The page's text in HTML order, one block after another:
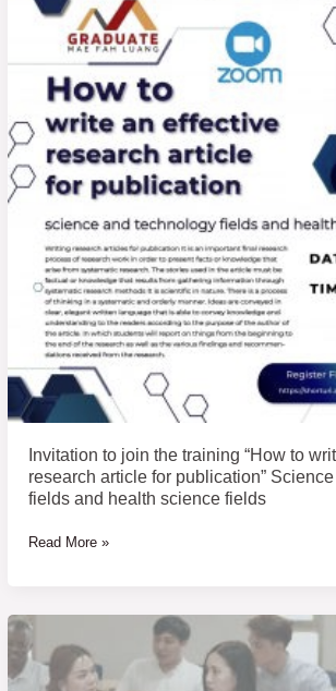
“การ
หัวข้อ
และ
การ
ออกแบบ
งาน
วิจัย”
(Selection
Research
Design)
Invitation to join the training “How to
research article for publication”
fields and health science fields
join
training
“How
write
an
effective
article
publication”
Science
and
technology
fields
and
science
fields
Read More »
ขอ
เชิญ
เข้า